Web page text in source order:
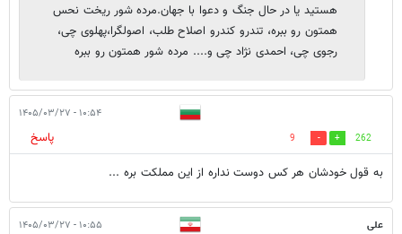
هستید یا در حال جنگ و دعوا با جهان.مرده شور ریخت نحس
همتون رو ببره، تندرو کندرو اصلاح طلب، اصولگرا،پهلوی چی،
رجوی چی، احمدی نژاد چی و.... مرده شور همتون رو ببره
۱۰:۵۴ - ۱۴۰۵/۰۳/۲۷
262
9
پاسخ
به قول خودشان هر کس دوست نداره از این مملکت بره ...
علی ۱۰:۵۵ - ۱۴۰۵/۰۳/۲۷